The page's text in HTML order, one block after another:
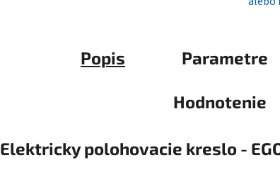
Popis Parametre
Hodnotenie
Elektricky polohovacie kreslo -